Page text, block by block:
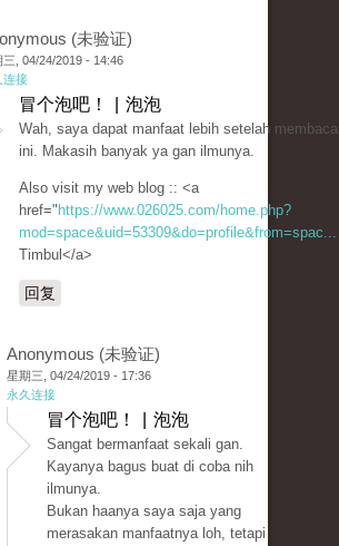
(未验证)
三, 04/24/2019 - 14:46
连接
冒个泡吧！ | 泡泡
Wah, saya dapat manfaat lebih setelah
ini. Makasih banyak ya gan ilmunya.
Also visit my web blog :: <a
href=" https://www.026025.com/home.php?
mod=space&uid=53309&do=profile&from=spac...
Timbul</a>
回复
Anonymous (未验证)
星期三, 04/24/2019 - 17:36
永久连接
冒个泡吧！ | 泡泡
Sangat bermanfaat sekali gan.
Kayanya bagus buat di coba nih
ilmunya.
Bukan haanya saya saja yang
merasakan manfaatnya loh, tetapi